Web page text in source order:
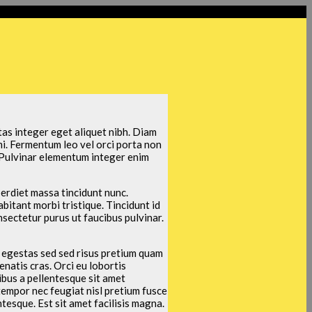
integer eget aliquet nibh. Diam
Fermentum leo vel orci porta non
elementum integer enim
massa tincidunt nunc.
morbi tristique. Tincidunt id
purus ut faucibus pulvinar.
sed sed risus pretium quam
cras. Orci eu lobortis
a pellentesque sit amet
nec feugiat nisl pretium fusce
Est sit amet facilisis magna.